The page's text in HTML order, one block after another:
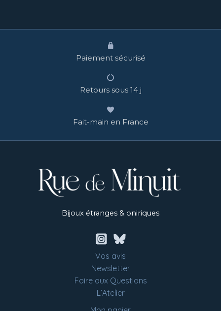
Paiement sécurisé
Retours sous 14 j
Fait-main en France
Bijoux étranges & oniriques
Vos avis
Newsletter
Foire aux Questions
L’Atelier